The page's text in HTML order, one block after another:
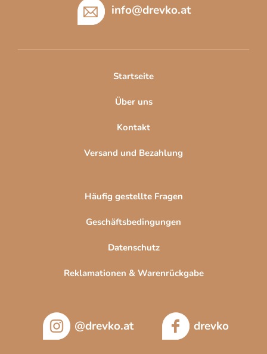
info@drevko.at
Startseite
Über uns
Kontakt
Versand und Bezahlung
Häufig gestellte Fragen
Geschäftsbedingungen
Datenschutz
Reklamationen & Warenrückgabe
@drevko.at drevko